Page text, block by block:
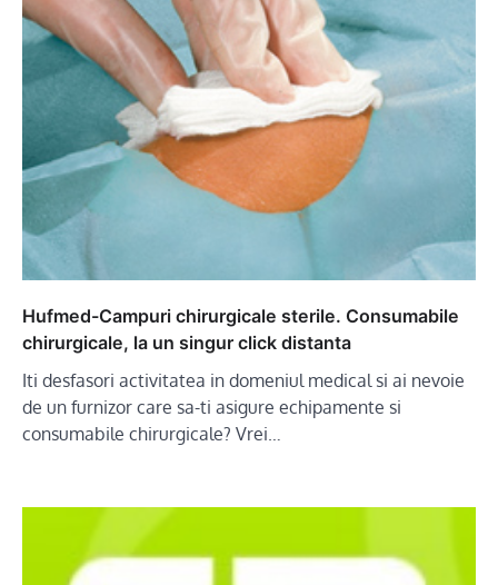
Hufmed-Campuri chirurgicale sterile. Consumabile
chirurgicale, la un singur click distanta
Iti desfasori activitatea in domeniul medical si ai nevoie
de un furnizor care sa-ti asigure echipamente si
consumabile chirurgicale? Vrei…